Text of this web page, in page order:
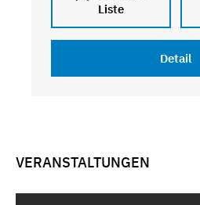
Liste
Detail
VERANSTALTUNGEN